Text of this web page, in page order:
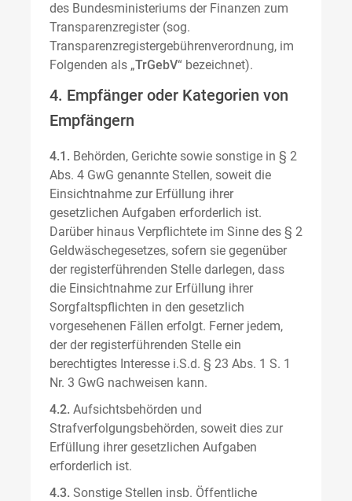
des Bundesministeriums der Finanzen zum
Transparenzregister (sog.
Transparenzregistergebührenverordnung, im
Folgenden als „TrGebV“ bezeichnet).
4. Empfänger oder Kategorien von
Empfängern
4.1. Behörden, Gerichte sowie sonstige in § 2
Abs. 4 GwG genannte Stellen, soweit die
Einsichtnahme zur Erfüllung ihrer
gesetzlichen Aufgaben erforderlich ist.
Darüber hinaus Verpflichtete im Sinne des § 2
Geldwäschegesetzes, sofern sie gegenüber
der registerführenden Stelle darlegen, dass
die Einsichtnahme zur Erfüllung ihrer
Sorgfaltspflichten in den gesetzlich
vorgesehenen Fällen erfolgt. Ferner jedem,
der der registerführenden Stelle ein
berechtigtes Interesse i.S.d. § 23 Abs. 1 S. 1
Nr. 3 GwG nachweisen kann.
4.2. Aufsichtsbehörden und
Strafverfolgungsbehörden, soweit dies zur
Erfüllung ihrer gesetzlichen Aufgaben
erforderlich ist.
4.3. Sonstige Stellen insb. Öffentliche